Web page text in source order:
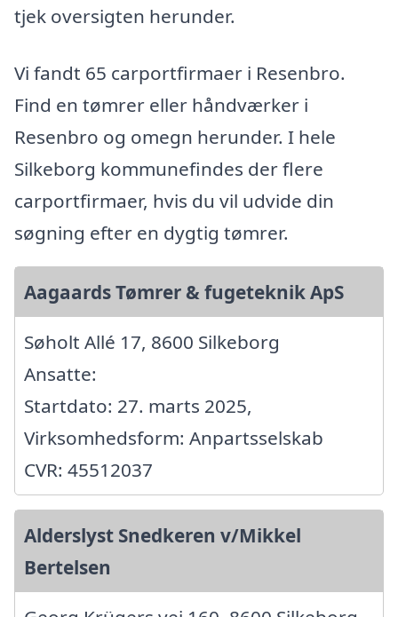
tjek oversigten herunder.
Vi fandt 65 carportfirmaer i Resenbro.
Find en tømrer eller håndværker i
Resenbro og omegn herunder. I hele
Silkeborg kommunefindes der flere
carportfirmaer, hvis du vil udvide din
søgning efter en dygtig tømrer.
Aagaards Tømrer & fugeteknik ApS
Søholt Allé 17, 8600 Silkeborg
Ansatte:
Startdato: 27. marts 2025,
Virksomhedsform: Anpartsselskab
CVR: 45512037
Alderslyst Snedkeren v/Mikkel
Bertelsen